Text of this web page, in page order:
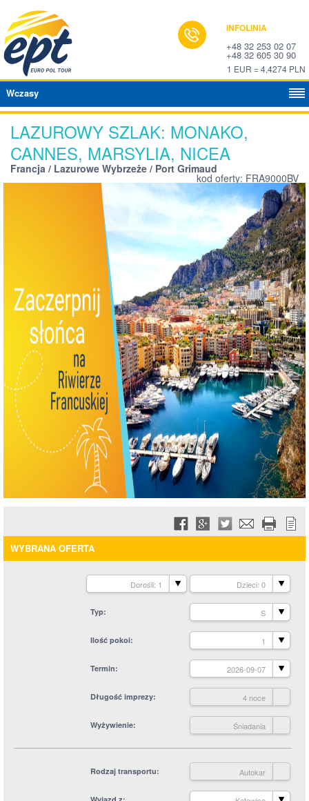
INFOLINIA
+48 32 253 02 07
+48 32 605 30 90
1 EUR = 4,4274 PLN
Wczasy
LAZUROWY SZLAK: MONAKO,
CANNES, MARSYLIA, NICEA
Francja / Lazurowe Wybrzeże / Port Grimaud
kod oferty: FRA9000BV
WYBRANA OFERTA
Dorośli: 1 Dzieci: 0
Typ S
Ilość pokoi 1
Termin 2026-09-07
Długość imprezy 4 noce
Wyżywienie Śniadania
Rodzaj transportu Autokar